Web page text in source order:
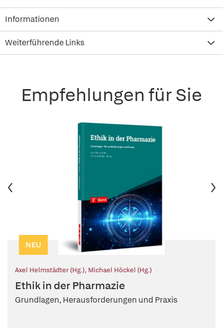
Informationen
Weiterführende Links
Empfehlungen für Sie
NEU
Axel Helmstädter (Hg.), Michael Höckel (Hg.)
Ethik in der Pharmazie
Grundlagen, Herausforderungen und Praxis